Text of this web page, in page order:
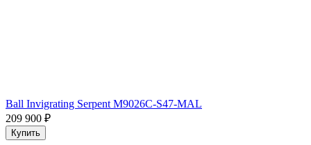
Ball Invigrating Serpent M9026C-S47-MAL
209 900 ₽
Купить